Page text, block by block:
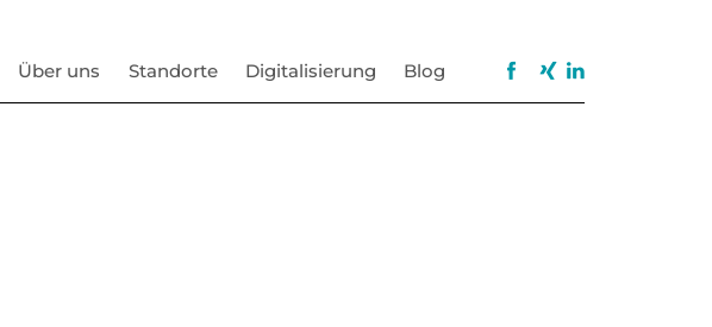
Über uns Standorte Digitalisierung Blog